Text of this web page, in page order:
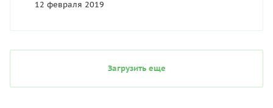
12 февраля 2019
Загрузить еще